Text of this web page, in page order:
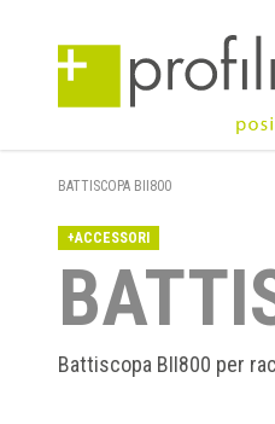
BATTISCOPA BII800
+ACCESSORI
Battiscopa BII800 per